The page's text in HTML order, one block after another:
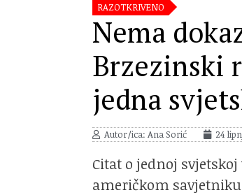
RAZOTKRIVENO
Nema
Brzezinski
jedna
Autor/ica: Ana Sorić 24
Citat o jednoj
američkom